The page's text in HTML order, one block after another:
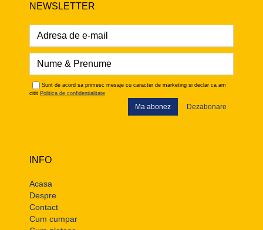
NEWSLETTER
Sunt de acord sa primesc mesaje cu caracter de marketing si declar ca am
citit Politica de confidentialitate
Ma abonez Dezabonare
INFO
Acasa
Despre
Contact
Cum cumpar